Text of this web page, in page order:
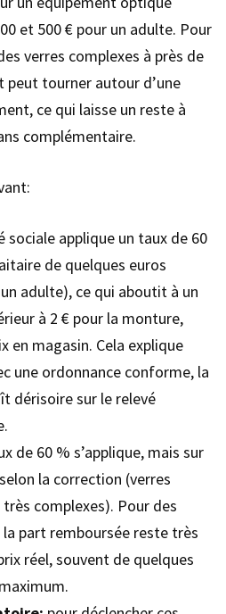
et 500 € pour un adulte. Pour
verres complexes à près de
peut tourner autour d’une
ce qui laisse un reste à
complémentaire.
sociale applique un taux de 60
de quelques euros
adulte), ce qui aboutit à un
à 2 € pour la monture,
en magasin. Cela explique
une ordonnance conforme, la
dérisoire sur le relevé
de 60 % s’applique, mais sur
la correction (verres
complexes). Pour des
part remboursée reste très
réel, souvent de quelques